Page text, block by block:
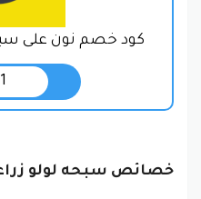
كود خصم نون على
خصائص سبحه لولو زراعي